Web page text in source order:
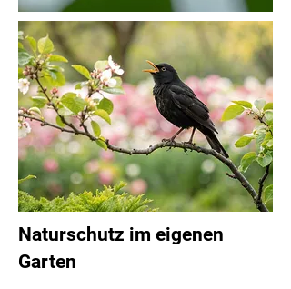
Naturschutz im eigenen
Garten